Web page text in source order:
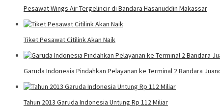
Pesawat Wings Air Tergelincir di Bandara Hasanuddin Makassar
Tiket Pesawat Citilink Akan Naik
Garuda Indonesia Pindahkan Pelayanan ke Terminal 2 Bandara
Tahun 2013 Garuda Indonesia Untung Rp 112 Miliar